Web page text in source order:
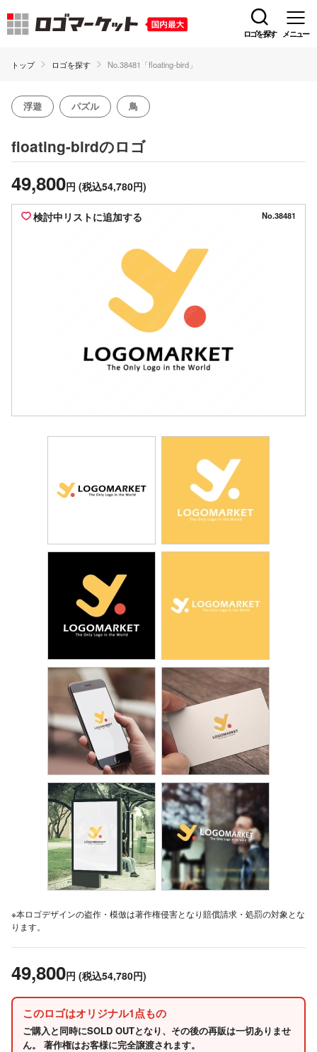
ロゴを探す メニュー
トップ ロゴを探す No.38481「floating-bird」
浮遊 パズル 鳥
floating-birdのロゴ
49,800円 (税込54,780円)
検討中リストに追加する No.38481
※本ロゴデザインの盗作・模倣は著作権侵害となり賠償請求・処罰の対象とな
ります。
49,800円 (税込54,780円)
このロゴはオリジナル1点もの
ご購入と同時にSOLD OUTとなり、その後の再販は一切ありませ
ん。 著作権はお客様に完全譲渡されます。